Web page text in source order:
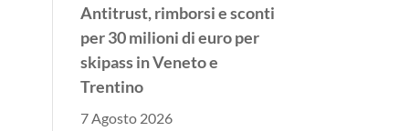
Antitrust, rimborsi e sconti
per 30 milioni di euro per
skipass in Veneto e
Trentino
7 Agosto 2026